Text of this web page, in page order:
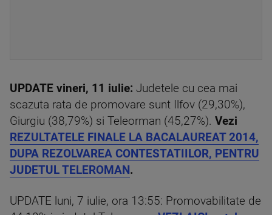
UPDATE vineri, 11 iulie: Judetele cu cea mai
scazuta rata de promovare sunt Ilfov (29,30%),
Giurgiu (38,79%) si Teleorman (45,27%). Vezi
REZULTATELE FINALE LA BACALAUREAT 2014,
DUPA REZOLVAREA CONTESTATIILOR, PENTRU
JUDETUL TELEROMAN.
UPDATE luni, 7 iulie, ora 13:55: Promovabilitate de